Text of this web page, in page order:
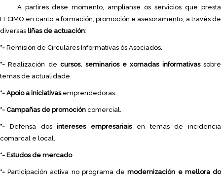
A partires dese momento, amplíanse os servicios que presta
FECIMO en canto a formación, promoción e asesoramento, a través de
diversas liñas de actuación:
*- Remisión de Circulares Informativas ós Asociados.
*- Realización decursos, seminarios e xornadas informativassobre
temas de actualidade.
*- Apoio a iniciativasemprendedoras.
*- Campañas de promoción comercial.
*- Defensa dosintereses empresariaisen temas de incidencia
comarcal e local.
*- Estudos de mercado.
*- Participación activa no programa demodernización e mellora do